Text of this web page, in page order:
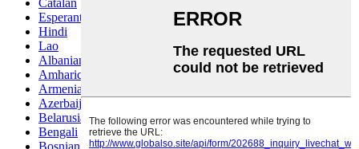
Catalan
Esperanto
Hindi
Lao
Albanian
Amharic
Armenian
Azerbaijani
Belarusian
Bengali
Bosnian